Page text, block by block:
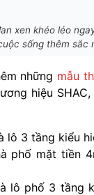
xen khéo léo
sống thêm sắc
những mẫu
hiệu
lô 3 tầng kiểu
phố mặt tiền
lô phố 3 tầng